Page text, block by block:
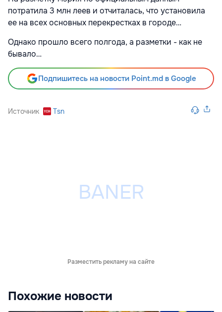
потратила 3 млн леев и отчиталась, что установила
ее на всех основных перекрестках в городе…
Однако прошло всего полгода, а разметки - как не
бывало…
Подпишитесь на новости Point.md в Google
Источник Tsn
Разместить рекламу на сайте
Похожие новости